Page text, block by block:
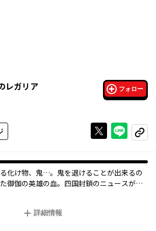
レガリア フォロー
Xで投稿する
ライン
コピー
化け物、鬼…。鬼を退けることが出来るの
御伽の英雄の血。四国封鎖のニュースが流
そこに待っていたのは、黒い異形の化け
詳細情報